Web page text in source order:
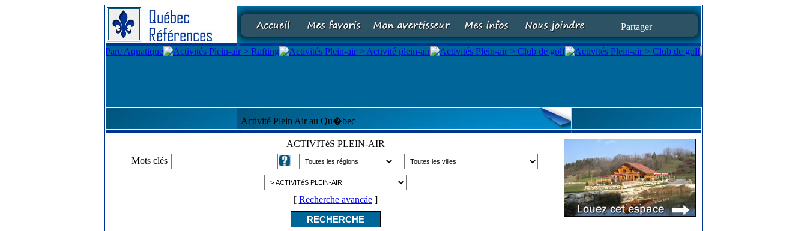
Partager
Activité Plein Air au Qu�bec
ACTIVITéS PLEIN-AIR
Mots clés
[ Recherche avancáe]